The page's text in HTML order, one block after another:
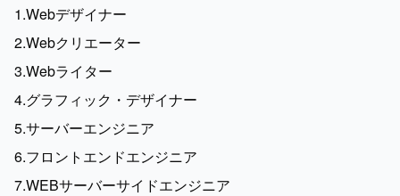
1.Webデザイナー
2.Webクリエーター
3.Webライター
4.グラフィック・デザイナー
5.サーバーエンジニア
6.フロントエンドエンジニア
7.WEBサーバーサイドエンジニア